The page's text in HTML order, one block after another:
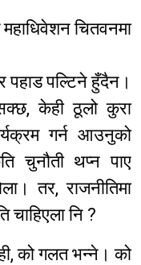
चितवनमा
पहाड पल्टिने हुँदैन।
केही ठूलो कुरा
गर्न आउनुको
चुनौती थप्न पाए
तर, राजनीतिमा
चाहिएला नि ?
को गलत भन्ने। को